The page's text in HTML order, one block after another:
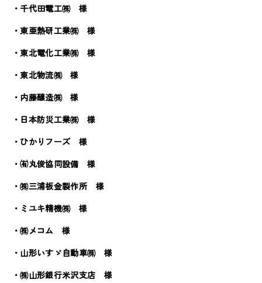
・千代田電工㈱ 様
・東亜熱研工業㈱ 様
・東北電化工業㈱ 様
・東北物流㈱ 様
・内藤醸造㈱ 様
・日本防災工業㈱ 様
・ひかりフーズ 様
・㈲丸俊協同設備 様
・㈱三浦板金製作所 様
・ミユキ精機㈱ 様
・㈱メコム 様
・山形いすゞ自動車㈱ 様
・㈱山形銀行米沢支店 様